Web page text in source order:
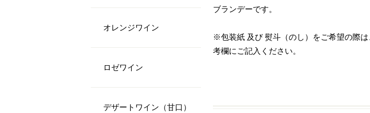
オレンジワイン
ロゼワイン
デザートワイン（甘口）
ブランデーです。
※包装紙 及び 熨斗（のし）をご希望の際は
考欄にご記入ください。